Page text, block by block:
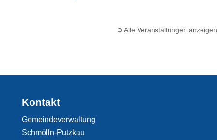
➲ Alle Veranstaltungen anzeigen
Kontakt
Gemeindeverwaltung
Schmölln-Putzkau